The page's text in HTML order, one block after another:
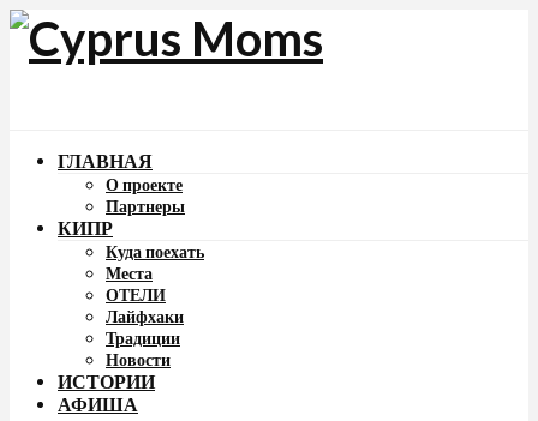
ГЛАВНАЯ
О проекте
Партнеры
КИПР
Куда поехать
Места
ОТЕЛИ
Лайфхаки
Традиции
Новости
ИСТОРИИ
АФИША